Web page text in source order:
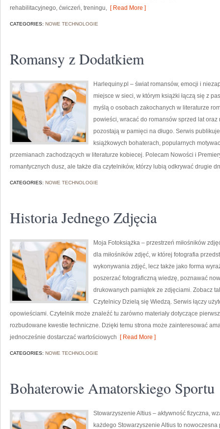
rehabilitacyjnego, ćwiczeń, treningu, [ Read More ]
CATEGORIES: NOWE TECHNOLOGIE
Romansy z Dodatkiem
Harlequiny.pl – świat romansów, emocji i
miejsce w sieci, w którym książki łączą się z
myślą o osobach zakochanych w literaturze
powieści, wracać do romansów sprzed lat
pozostają w pamięci na długo. Serwis
książkowych bohaterach, popularnych
przemianach zachodzących w literaturze kobiecej. Polecam Nowości i
romantycznych dusz, ale także dla czytelników, którzy lubią odkrywać drugie
CATEGORIES: NOWE TECHNOLOGIE
Historia Jednego Zdjęcia
Moja Fotoksiążka – przestrzeń miłośników
dla miłośników zdjęć, w której fotografia
wykonywania zdjęć, lecz także jako forma
poszerzać fotograficzną wiedzę, poznawać
drukowanych pamiątek ze zdjęciami. Zobacz
Czytelnicy Dzielą się Wiedzą. Serwis łączy
opowieściami. Czytelnik może znaleźć tu zarówno materiały dotyczące
rozbudowane kwestie techniczne. Dzięki temu strona może zainteresować
jednocześnie dostarczać wartościowych [ Read More ]
CATEGORIES: NOWE TECHNOLOGIE
Bohaterowie Amatorskiego Sportu
Stowarzyszenie Altius – aktywność fizyczna,
każdego Stowarzyszenie Altius to